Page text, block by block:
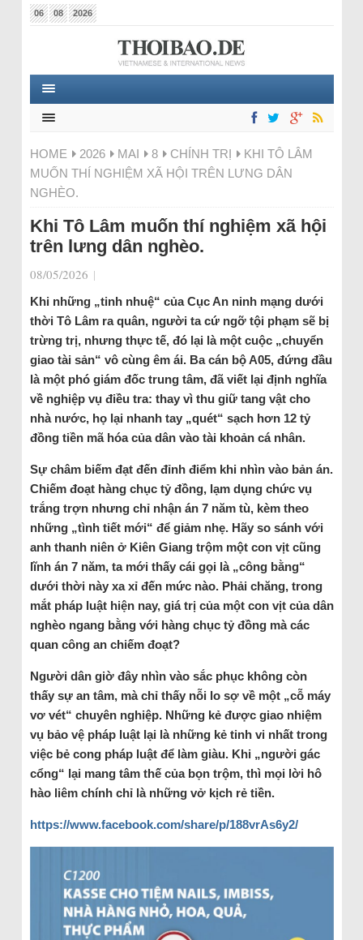
06 08 2026
HOME 2026 MAI 8 CHÍNH TRỊ
KHI TÔ LÂM
MUỐN THÍ NGHIỆM XÃ HỘI TRÊN LƯNG DÂN
NGHÈO.
Khi Tô Lâm muốn thí nghiệm xã hội
trên lưng dân nghèo.
08/05/2026 |
Khi những „tinh nhuệ“ của Cục An ninh mạng dưới
thời Tô Lâm ra quân, người ta cứ ngỡ tội phạm sẽ bị
trừng trị, nhưng thực tế, đó lại là một cuộc „chuyển
giao tài sản“ vô cùng êm ái. Ba cán bộ A05, đứng đầu
là một phó giám đốc trung tâm, đã viết lại định nghĩa
về nghiệp vụ điều tra: thay vì thu giữ tang vật cho
nhà nước, họ lại nhanh tay „quét“ sạch hơn 12 tỷ
đồng tiền mã hóa của dân vào tài khoản cá nhân.
Sự châm biếm đạt đến đỉnh điểm khi nhìn vào bản án.
Chiếm đoạt hàng chục tỷ đồng, lạm dụng chức vụ
trắng trợn nhưng chỉ nhận án 7 năm tù, kèm theo
những „tình tiết mới“ để giảm nhẹ. Hãy so sánh với
anh thanh niên ở Kiên Giang trộm một con vịt cũng
lĩnh án 7 năm, ta mới thấy cái gọi là „công bằng“
dưới thời này xa xỉ đến mức nào. Phải chăng, trong
mắt pháp luật hiện nay, giá trị của một con vịt của dân
nghèo ngang bằng với hàng chục tỷ đồng mà các
quan công an chiếm đoạt?
Người dân giờ đây nhìn vào sắc phục không còn
thấy sự an tâm, mà chỉ thấy nỗi lo sợ về một „cỗ máy
vơ vét“ chuyên nghiệp. Những kẻ được giao nhiệm
vụ bảo vệ pháp luật lại là những kẻ tinh vi nhất trong
việc bẻ cong pháp luật để làm giàu. Khi „người gác
cổng“ lại mang tâm thế của bọn trộm, thì mọi lời hô
hào liêm chính chỉ là những vở kịch rẻ tiền.
https://www.facebook.com/share/p/188vrAs6y2/